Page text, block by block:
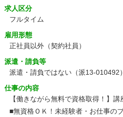
求人区分
フルタイム
雇用形態
正社員以外（契約社員）
派遣・請負等
派遣・請負ではない（派13-010492）
仕事の内容
【働きながら無料で資格取得！】
■無資格ＯＫ！未経験者・お仕事の